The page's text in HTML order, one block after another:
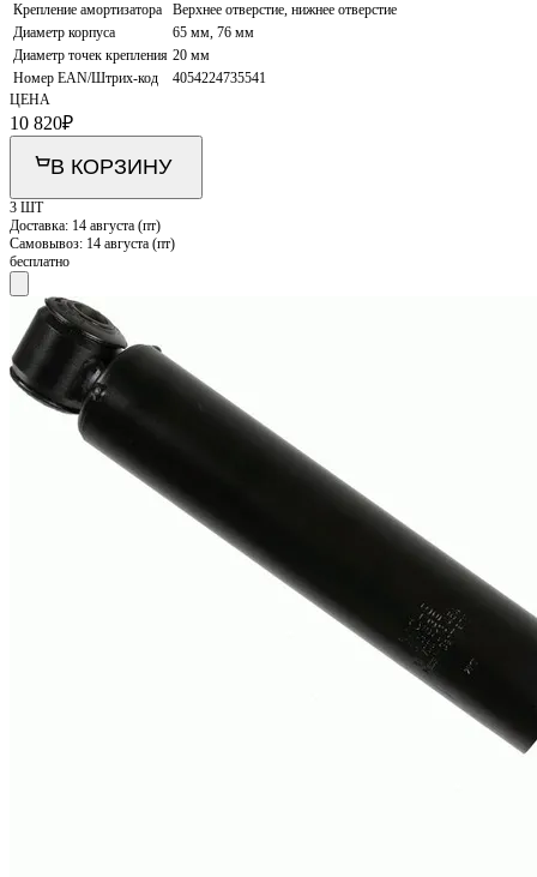
Крепление амортизатора
Верхнее отверстие, нижнее отверстие
Диаметр корпуса
65 мм, 76 мм
Диаметр точек крепления 20 мм
Номер EAN/Штрих-код
4054224735541
ЦЕНА
10 820₽
В КОРЗИНУ
3 ШТ
Доставка: 14 августа (пт)
Самовывоз: 14 августа (пт)
бесплатно